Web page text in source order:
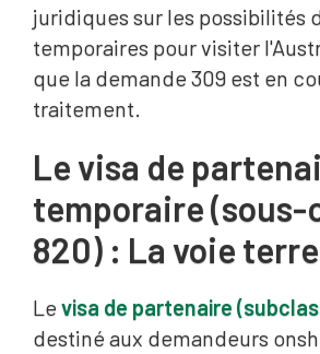
juridiques sur les possibilités
temporaires pour visiter
que la demande 309 est en
traitement.
Le visa de
temporaire (sous-
820) : La voie
Levisa de partenaire
destiné aux demandeurs